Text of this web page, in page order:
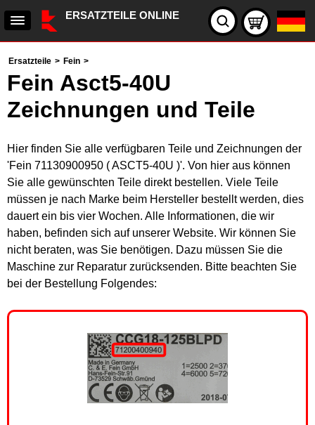
ERSATZTEILE ONLINE
Ersatzteile > Fein >
Fein Asct5-40U
Zeichnungen und Teile
Hier finden Sie alle verfügbaren Teile und Zeichnungen der
'Fein 71130900950 ( ASCT5-40U )'. Von hier aus können
Sie alle gewünschten Teile direkt bestellen. Viele Teile
müssen je nach Marke beim Hersteller bestellt werden, dies
dauert ein bis vier Wochen. Alle Informationen, die wir
haben, befinden sich auf unserer Website. Wir können Sie
nicht beraten, was Sie benötigen. Dazu müssen Sie die
Maschine zur Reparatur zurücksenden. Bitte beachten Sie
bei der Bestellung Folgendes: